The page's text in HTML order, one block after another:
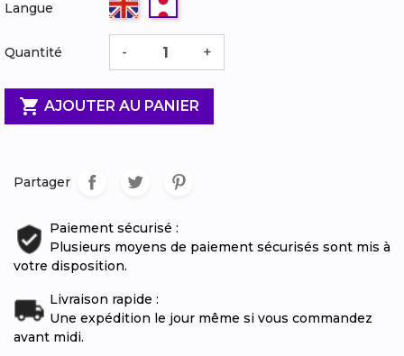
Langue
Quantité - +
 AJOUTER AU PANIER
Partager
Paiement sécurisé :
Plusieurs moyens de paiement sécurisés sont mis à
votre disposition.
Livraison rapide :
Une expédition le jour même si vous commandez
avant midi.